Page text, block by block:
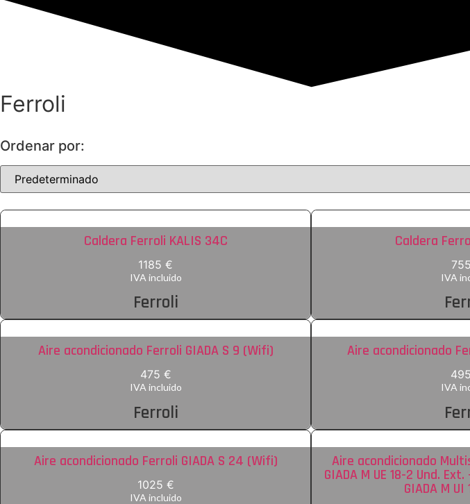
Ferroli
Ordenar por:
Caldera Ferroli KALIS 34C
1185 €
IVA incluido
Ferroli
Caldera
IVA
Aire acondicionado Ferroli GIADA S 9 (Wifi)
475 €
IVA incluido
Ferroli
Aire acondicionado
IVA
Aire acondicionado Ferroli GIADA S 24 (Wifi)
1025 €
IVA incluido
Aire acondicionado
GIADA M UE 18-2 Und.
GIADA M